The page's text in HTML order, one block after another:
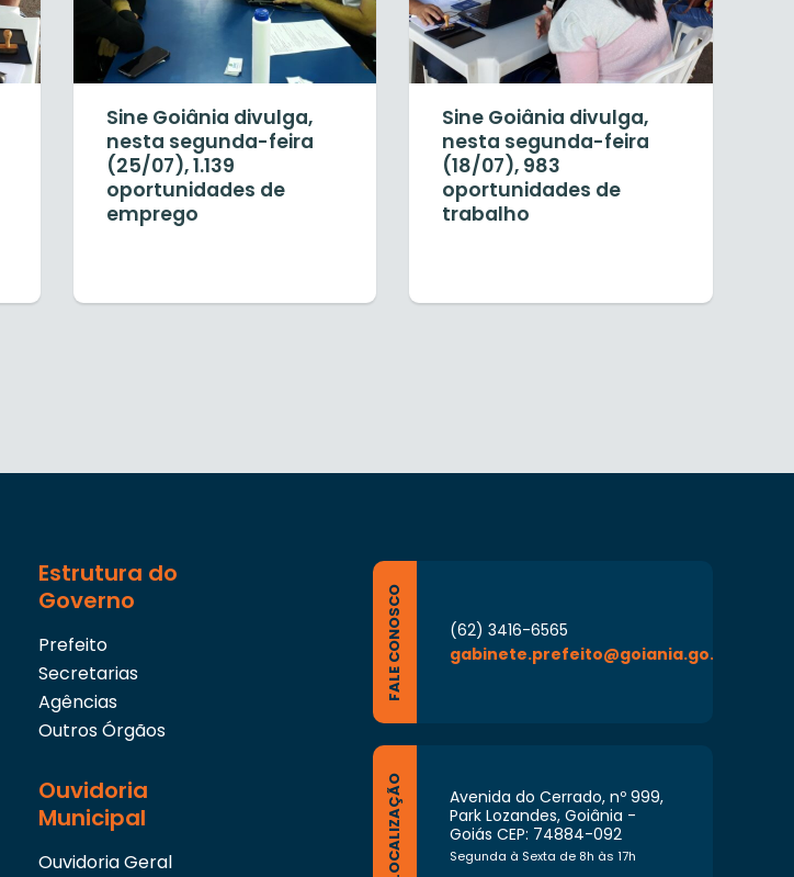
Sine Goiânia divulga,
nesta segunda-feira
(25/07), 1.139
oportunidades de
emprego
Sine Goiânia divulga,
nesta segunda-feira
(18/07), 983
oportunidades de
trabalho
Estrutura do
Governo
Prefeito
Secretarias
Agências
Outros Órgãos
Ouvidoria
Municipal
Ouvidoria Geral
FALE CONOSCO
(62) 3416-6565
gabinete.prefeito@goiania.go.gov.br
LOCALIZAÇÃO
Avenida do Cerrado, nº 999,
Park Lozandes, Goiânia -
Goiás CEP: 74884-092
Segunda à Sexta de 8h às 17h